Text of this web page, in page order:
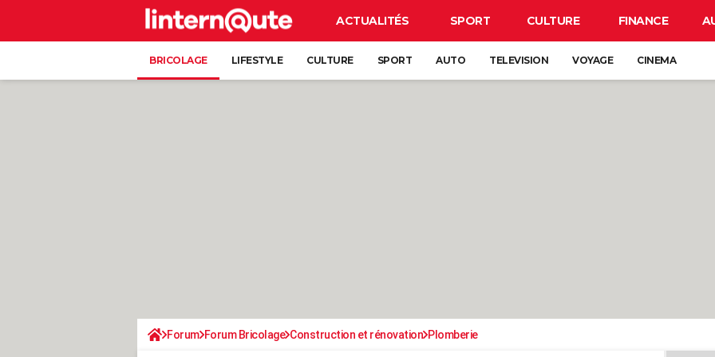
ACTUALITÉS SPORT CULTURE FINANCE
BRICOLAGE LIFESTYLE CULTURE SPORT AUTO TELEVISION VOYAGE CINEMA
Forum Forum Bricolage Construction et rénovation Plomberie